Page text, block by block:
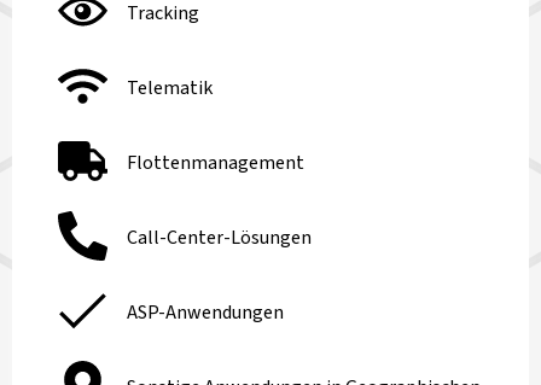
Tracking
Telematik
Flottenmanagement
Call-Center-Lösungen
ASP-Anwendungen